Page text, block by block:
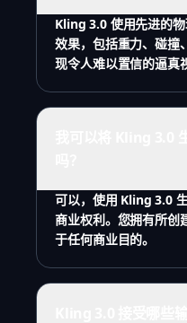
Kling 3.0 使用先进的
效果，包括重力、碰撞
现令人难以置信的逼真
可以，使用 Kling 3.0
商业权利。您拥有所创
于任何商业目的。